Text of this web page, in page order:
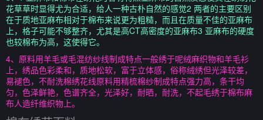
花草草时显得尤为合适，给人一种古朴自然的感觉2 两者的主要区别
在于质地亚麻布相对于棉布来说更为粗糙，而且在质量不佳的亚麻布
上，格子可能不够整齐，尤其是高CT高密度的亚麻布3 亚麻布的硬度
也较棉布为高，这使得它。
4、原料用羊毛或毛混纺纱线制成特点一般绣于呢绒麻织物和羊毛衫
上，绣品色彩柔和，质地松软，富于立体感，俗称绒绣但光泽较差，
易褪色，不耐洗棉绣花线原料用精梳棉纱制成特点强力高，条干均
匀，色泽鲜艳，色谱齐全，光泽好，耐晒，耐洗，不起毛绣于棉布麻
布人造纤维织物上。